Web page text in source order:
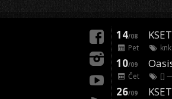
14/08
Pet knk
10/09
Čet []
26/09